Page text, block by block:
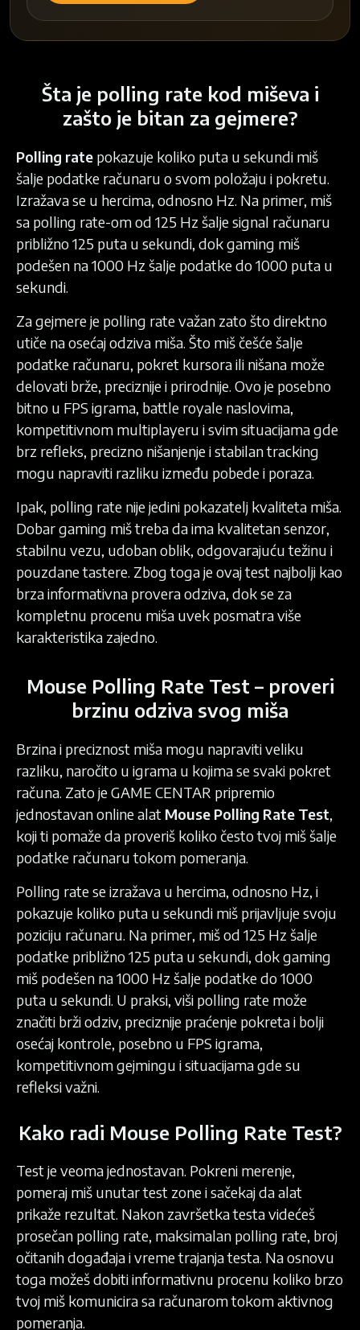
Šta je polling rate kod miševa i
zašto je bitan za gejmere?
Polling rate pokazuje koliko puta u sekundi miš
šalje podatke računaru o svom položaju i pokretu.
Izražava se u hercima, odnosno Hz. Na primer, miš
sa polling rate-om od 125 Hz šalje signal računaru
približno 125 puta u sekundi, dok gaming miš
podešen na 1000 Hz šalje podatke do 1000 puta u
sekundi.
Za gejmere je polling rate važan zato što direktno
utiče na osećaj odziva miša. Što miš češće šalje
podatke računaru, pokret kursora ili nišana može
delovati brže, preciznije i prirodnije. Ovo je posebno
bitno u FPS igrama, battle royale naslovima,
kompetitivnom multiplayeru i svim situacijama gde
brz refleks, precizno nišanjenje i stabilan tracking
mogu napraviti razliku između pobede i poraza.
Ipak, polling rate nije jedini pokazatelj kvaliteta miša.
Dobar gaming miš treba da ima kvalitetan senzor,
stabilnu vezu, udoban oblik, odgovarajuću težinu i
pouzdane tastere. Zbog toga je ovaj test najbolji kao
brza informativna provera odziva, dok se za
kompletnu procenu miša uvek posmatra više
karakteristika zajedno.
Mouse Polling Rate Test – proveri
brzinu odziva svog miša
Brzina i preciznost miša mogu napraviti veliku
razliku, naročito u igrama u kojima se svaki pokret
računa. Zato je GAME CENTAR pripremio
jednostavan online alat Mouse Polling Rate Test,
koji ti pomaže da proveriš koliko često tvoj miš šalje
podatke računaru tokom pomeranja.
Polling rate se izražava u hercima, odnosno Hz, i
pokazuje koliko puta u sekundi miš prijavljuje svoju
poziciju računaru. Na primer, miš od 125 Hz šalje
podatke približno 125 puta u sekundi, dok gaming
miš podešen na 1000 Hz šalje podatke do 1000
puta u sekundi. U praksi, viši polling rate može
značiti brži odziv, preciznije praćenje pokreta i bolji
osećaj kontrole, posebno u FPS igrama,
kompetitivnom gejmingu i situacijama gde su
refleksi važni.
Kako radi Mouse Polling Rate Test?
Test je veoma jednostavan. Pokreni merenje,
pomeraj miš unutar test zone i sačekaj da alat
prikaže rezultat. Nakon završetka testa videćeš
prosečan polling rate, maksimalan polling rate, broj
očitanih događaja i vreme trajanja testa. Na osnovu
toga možeš dobiti informativnu procenu koliko brzo
tvoj miš komunicira sa računarom tokom aktivnog
pomeranja.